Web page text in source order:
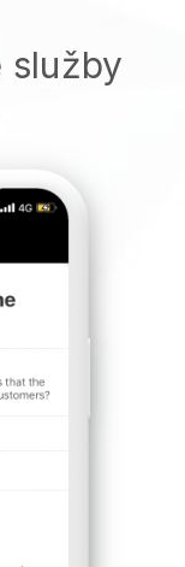
služby